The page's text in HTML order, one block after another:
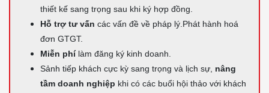
thiết kế sang trọng sau khi ký hợp đồng.
Hỗ trợ tư vấn các vấn đề về pháp lý.Phát hành hoá
đơn GTGT.
Miễn phílàm đăng ký kinh doanh.
Sảnh tiếp khách cực kỳ sang trọng và lịch sự, nâng
tầm doanh nghiệp khi có các buổi hội thảo với khách